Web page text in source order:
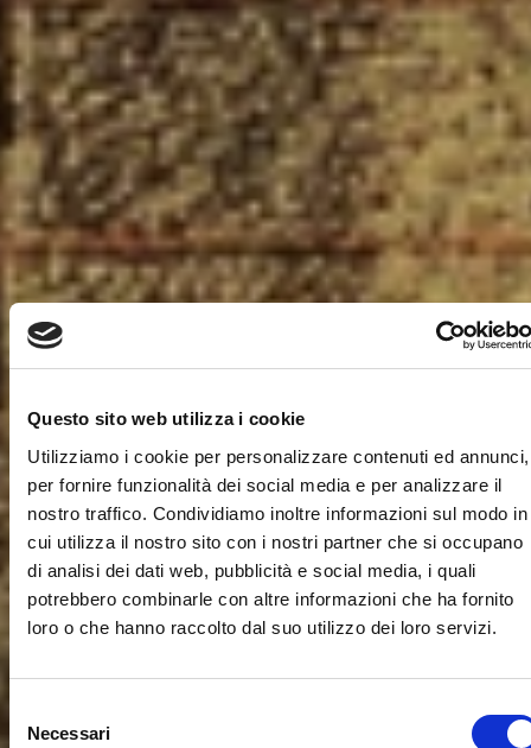
Questo sito web utilizza i cookie
Utilizziamo i cookie per personalizzare contenuti ed annunci,
per fornire funzionalità dei social media e per analizzare il
nostro traffico. Condividiamo inoltre informazioni sul modo in
cui utilizza il nostro sito con i nostri partner che si occupano
di analisi dei dati web, pubblicità e social media, i quali
potrebbero combinarle con altre informazioni che ha fornito
loro o che hanno raccolto dal suo utilizzo dei loro servizi.
delNecessari